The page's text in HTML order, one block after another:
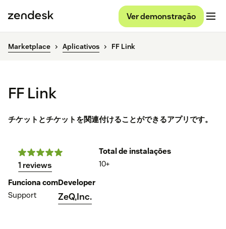
Ver demonstração
Marketplace Aplicativos FF Link
FF Link
チケットとチケットを関連付けることができるアプリです。
1 reviews
Total de instalações
10+
Funciona com
Support
Developer
ZeQ,Inc.